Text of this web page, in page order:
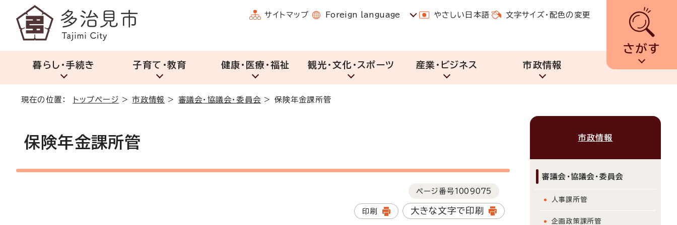
サイトマップ Foreign language やさしい日本語 文字サイズ・配色の変更
さがす
暮らし・手続き 子育て・教育 健康・医療・福祉 観光・文化・スポーツ 産業・ビジネス 市政情報
現在の位置： トップページ >市政情報 > 審議会・協議会・委員会 > 保険年金課所管
保険年金課所管
ページ番号1009075
印刷 大きな文字で印刷
市政情報
審議会・協議会・委員会
人事課所管
企画政策課所管